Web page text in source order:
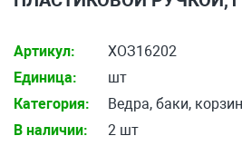
Артикул:
ХОЗ16202
Единица:
шт
Категория:
Ведра, баки,
В наличии:
2 шт